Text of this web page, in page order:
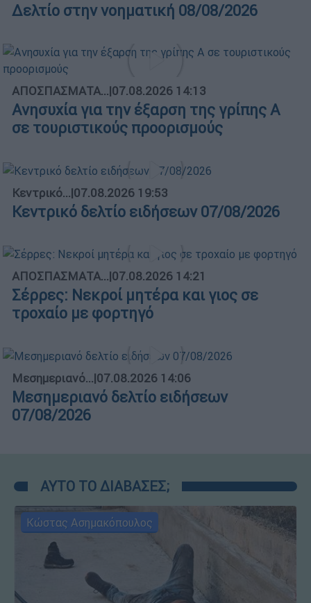
Δελτίο στην νοηματική 08/08/2026
ΑΠΟΣΠΑΣΜΑΤΑ...|07.08.2026 14:13
Ανησυχία για την έξαρση της γρίπης Α
σε τουριστικούς προορισμούς
Κεντρικό...|07.08.2026 19:53
Κεντρικό δελτίο ειδήσεων 07/08/2026
ΑΠΟΣΠΑΣΜΑΤΑ...|07.08.2026 14:21
Σέρρες: Νεκροί μητέρα και γιος σε
τροχαίο με φορτηγό
Μεσημεριανό...|07.08.2026 14:06
Μεσημεριανό δελτίο ειδήσεων
07/08/2026
ΑΥΤΟ ΤΟ ΔΙΑΒΑΣΕΣ;
Κώστας Ασημακόπουλος